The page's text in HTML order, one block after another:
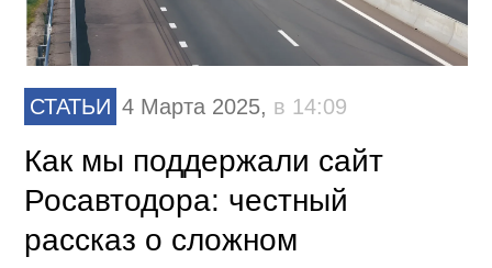
СТАТЬИ 4 Марта 2025, в 14:09
Как мы поддержали сайт
Росавтодора: честный
рассказ о сложном